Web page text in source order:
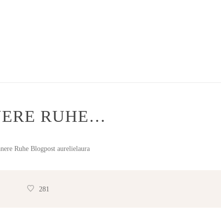
RUHE…
281